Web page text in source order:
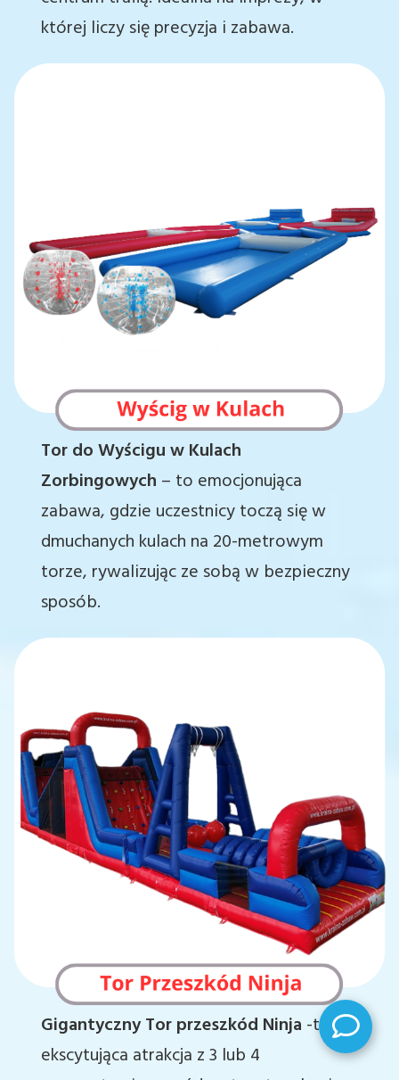
której liczy się precyzja i zabawa.
Tor do Wyścigu w Kulach
Zorbingowych – to emocjonująca
zabawa, gdzie uczestnicy toczą się w
dmuchanych kulach na 20-metrowym
torze, rywalizując ze sobą w bezpieczny
sposób.
Gigantyczny Tor przeszkód Ninja -to
ekscytująca atrakcja z 3 lub 4